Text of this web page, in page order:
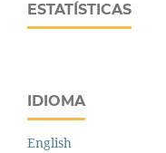
ESTATÍSTICAS
IDIOMA
English